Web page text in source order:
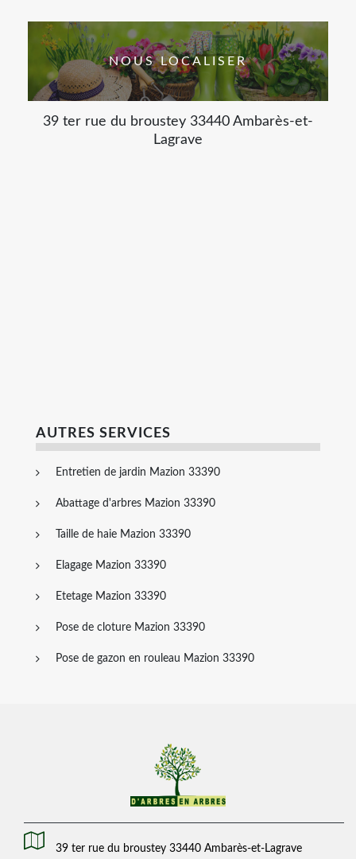
NOUS LOCALISER
39 ter rue du broustey 33440 Ambarès-et-
Lagrave
AUTRES SERVICES
Entretien de jardin Mazion 33390
Abattage d'arbres Mazion 33390
Taille de haie Mazion 33390
Elagage Mazion 33390
Etetage Mazion 33390
Pose de cloture Mazion 33390
Pose de gazon en rouleau Mazion 33390
39 ter rue du broustey 33440 Ambarès-et-Lagrave